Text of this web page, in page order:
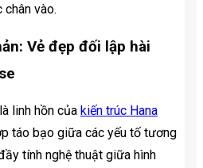
vào.
Vẻ đẹp đối lập hài
linh hồn của kiến trúc Hana
táo bạo giữa các yếu tố tương
tính nghệ thuật giữa hình